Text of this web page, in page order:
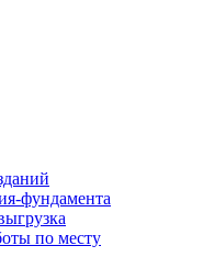
фундамента
по месту